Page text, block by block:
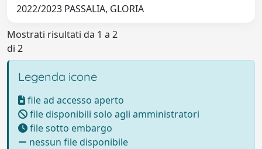
2022/2023 PASSALIA, GLORIA
Mostrati risultati da 1 a 2
di 2
Legenda icone
file ad accesso aperto
file disponibili solo agli amministratori
file sotto embargo
nessun file disponibile